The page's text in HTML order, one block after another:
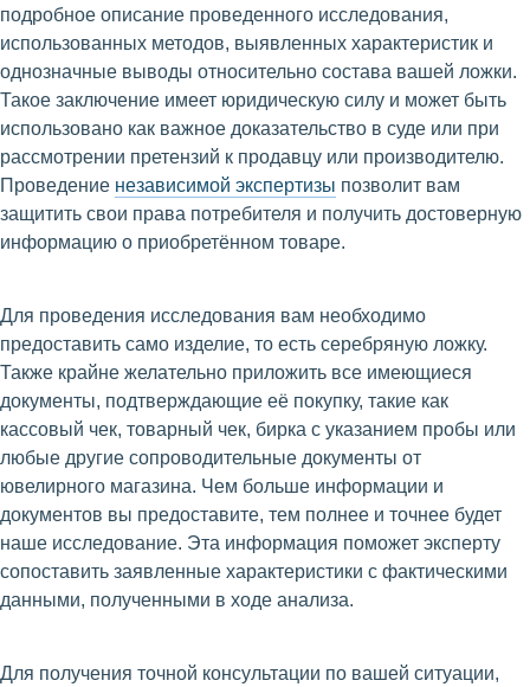
подробное описание проведенного исследования,
использованных методов, выявленных характеристик и
однозначные выводы относительно состава вашей ложки.
Такое заключение имеет юридическую силу и может быть
использовано как важное доказательство в суде или при
рассмотрении претензий к продавцу или производителю.
Проведение независимой экспертизы позволит вам
защитить свои права потребителя и получить достоверную
информацию о приобретённом товаре.
Для проведения исследования вам необходимо
предоставить само изделие, то есть серебряную ложку.
Также крайне желательно приложить все имеющиеся
документы, подтверждающие её покупку, такие как
кассовый чек, товарный чек, бирка с указанием пробы или
любые другие сопроводительные документы от
ювелирного магазина. Чем больше информации и
документов вы предоставите, тем полнее и точнее будет
наше исследование. Эта информация поможет эксперту
сопоставить заявленные характеристики с фактическими
данными, полученными в ходе анализа.
Для получения точной консультации по вашей ситуации,